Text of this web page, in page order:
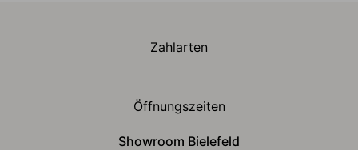
Zahlarten
Öffnungszeiten
Showroom Bielefeld